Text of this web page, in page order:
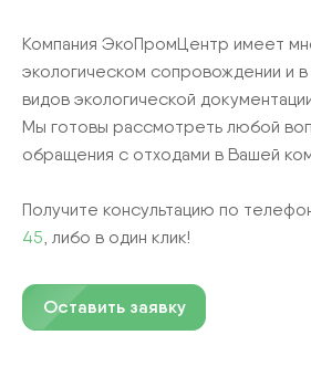
Компания ЭкоПромЦентр имеет
экологическом сопровождении и
видов экологической
Мы готовы рассмотреть любой
обращения с отходами в Вашей
Получите консультацию по
45 , либо в один клик!
Оставить заявку